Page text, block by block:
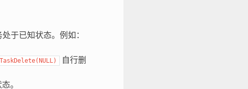
于已知状态。例如：
自行删
。